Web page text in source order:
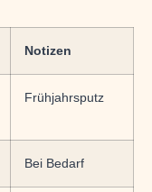
Notizen
Frühjahrsputz
Bei Bedarf